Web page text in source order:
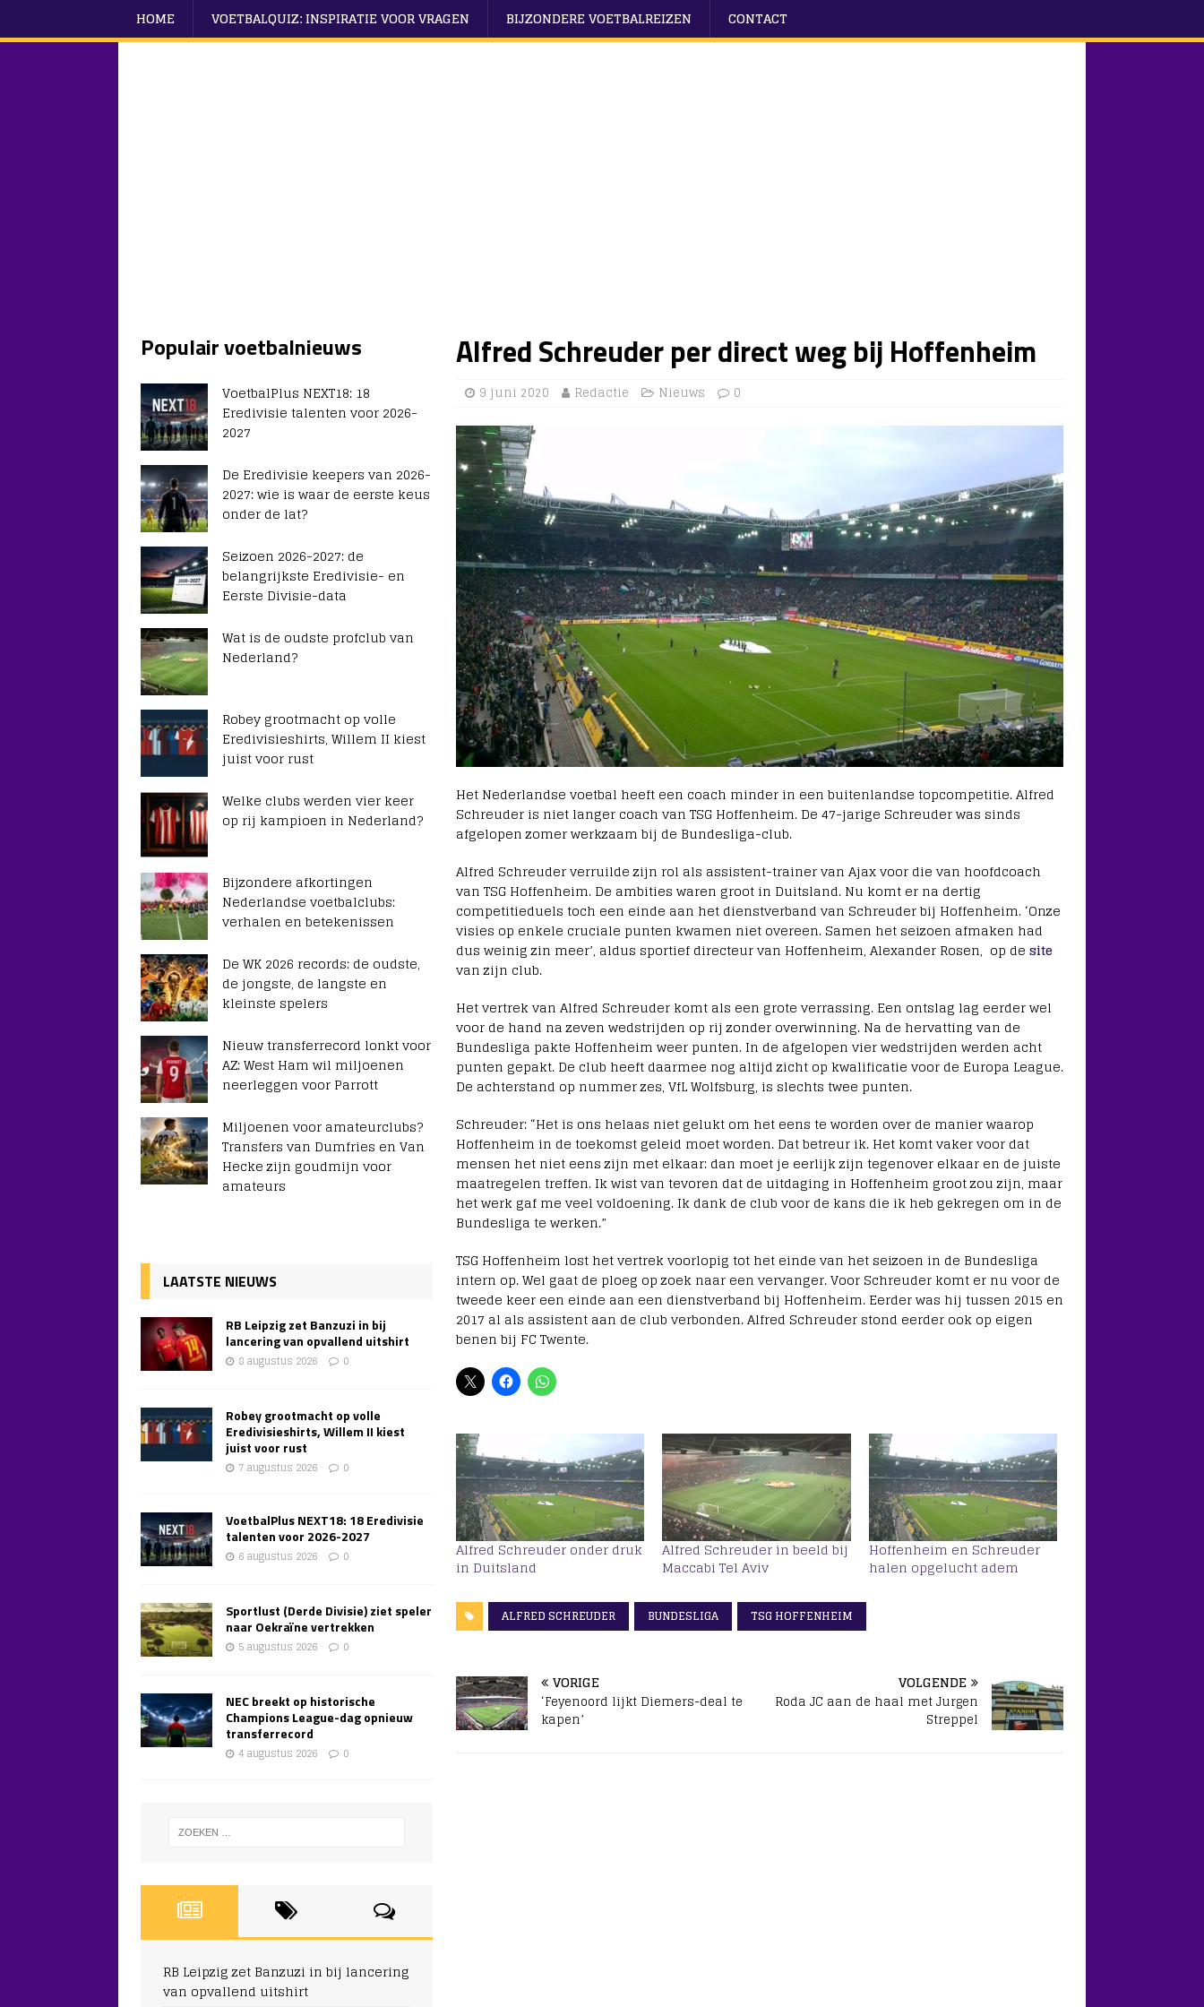
HOME VOETBALQUIZ: INSPIRATIE VOOR VRAGEN BIJZONDERE VOETBALREIZEN CONTACT
Alfred Schreuder per direct weg bij Hoffenheim
9 juni 2020 Redactie Nieuws 0
Het Nederlandse voetbal heeft een coach minder in een buitenlandse topcompetitie. Alfred
Schreuder is niet langer coach van TSG Hoffenheim. De 47-jarige Schreuder was sinds
afgelopen zomer werkzaam bij de Bundesliga-club.
Alfred Schreuder verruilde zijn rol als assistent-trainer van Ajax voor die van hoofdcoach
van TSG Hoffenheim. De ambities waren groot in Duitsland. Nu komt er na dertig
competitieduels toch een einde aan het dienstverband van Schreuder bij Hoffenheim. ‘Onze
visies op enkele cruciale punten kwamen niet overeen. Samen het seizoen afmaken had
dus weinig zin meer’, aldus sportief directeur van Hoffenheim, Alexander Rosen, op de site
van zijn club.
Het vertrek van Alfred Schreuder komt als een grote verrassing. Een ontslag lag eerder wel
voor de hand na zeven wedstrijden op rij zonder overwinning. Na de hervatting van de
Bundesliga pakte Hoffenheim weer punten. In de afgelopen vier wedstrijden werden acht
punten gepakt. De club heeft daarmee nog altijd zicht op kwalificatie voor de Europa League.
De achterstand op nummer zes, VfL Wolfsburg, is slechts twee punten.
Schreuder: “Het is ons helaas niet gelukt om het eens te worden over de manier waarop
Hoffenheim in de toekomst geleid moet worden. Dat betreur ik. Het komt vaker voor dat
mensen het niet eens zijn met elkaar: dan moet je eerlijk zijn tegenover elkaar en de juiste
maatregelen treffen. Ik wist van tevoren dat de uitdaging in Hoffenheim groot zou zijn, maar
het werk gaf me veel voldoening. Ik dank de club voor de kans die ik heb gekregen om in de
Bundesliga te werken.”
TSG Hoffenheim lost het vertrek voorlopig tot het einde van het seizoen in de Bundesliga
intern op. Wel gaat de ploeg op zoek naar een vervanger. Voor Schreuder komt er nu voor de
tweede keer een einde aan een dienstverband bij Hoffenheim. Eerder was hij tussen 2015 en
2017 al als assistent aan de club verbonden. Alfred Schreuder stond eerder ook op eigen
benen bij FC Twente.
Alfred Schreuder onder druk
in Duitsland
Alfred Schreuder in beeld bij
Maccabi Tel Aviv
Hoffenheim en Schreuder
halen opgelucht adem
ALFRED SCHREUDER BUNDESLIGA TSG HOFFENHEIM
VORIGE
‘Feyenoord lijkt Diemers-deal te
kapen’
VOLGENDE
Roda JC aan de haal met Jurgen
Streppel
Populair voetbalnieuws
VoetbalPlus NEXT18: 18
Eredivisie talenten voor 2026-
2027
De Eredivisie keepers van 2026-
2027: wie is waar de eerste keus
onder de lat?
Seizoen 2026-2027: de
belangrijkste Eredivisie- en
Eerste Divisie-data
Wat is de oudste profclub van
Nederland?
Robey grootmacht op volle
Eredivisieshirts, Willem II kiest
juist voor rust
Welke clubs werden vier keer
op rij kampioen in Nederland?
Bijzondere afkortingen
Nederlandse voetbalclubs:
verhalen en betekenissen
De WK 2026 records: de oudste,
de jongste, de langste en
kleinste spelers
Nieuw transferrecord lonkt voor
AZ: West Ham wil miljoenen
neerleggen voor Parrott
Miljoenen voor amateurclubs?
Transfers van Dumfries en Van
Hecke zijn goudmijn voor
amateurs
LAATSTE NIEUWS
RB Leipzig zet Banzuzi in bij
lancering van opvallend uitshirt
8 augustus 2026 0
Robey grootmacht op volle
Eredivisieshirts, Willem II kiest
juist voor rust
7 augustus 2026 0
VoetbalPlus NEXT18: 18 Eredivisie
talenten voor 2026-2027
6 augustus 2026 0
Sportlust (Derde Divisie) ziet speler
naar Oekraïne vertrekken
5 augustus 2026 0
NEC breekt op historische
Champions League-dag opnieuw
transferrecord
4 augustus 2026 0
RB Leipzig zet Banzuzi in bij lancering
van opvallend uitshirt